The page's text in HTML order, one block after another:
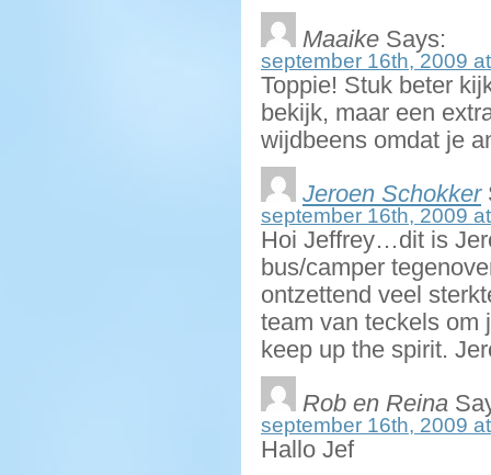
Maaike Says:
september 16th, 2009
Toppie! Stuk beter
bekijk, maar een
wijdbeens omdat je
Jeroen Schokker
september 16th, 2009
Hoi Jeffrey…dit is
bus/camper
ontzettend veel
team van teckels om
keep up the spirit.
Rob en Reina
september 16th, 2009
Hallo Jef